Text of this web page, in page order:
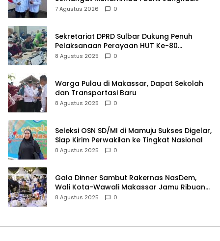
Anak Keluarga Sangat Kurang Mampu
7 Agustus 2026 0
Sekretariat DPRD Sulbar Dukung Penuh
Pelaksanaan Perayaan HUT Ke-80
Kemerdekaan RI
8 Agustus 2025 0
Warga Pulau di Makassar, Dapat Sekolah
dan Transportasi Baru
8 Agustus 2025 0
Seleksi OSN SD/MI di Mamuju Sukses Digelar,
Siap Kirim Perwakilan ke Tingkat Nasional
8 Agustus 2025 0
Gala Dinner Sambut Rakernas NasDem,
Wali Kota-Wawali Makassar Jamu Ribuan
Kader se-Indonesia
8 Agustus 2025 0